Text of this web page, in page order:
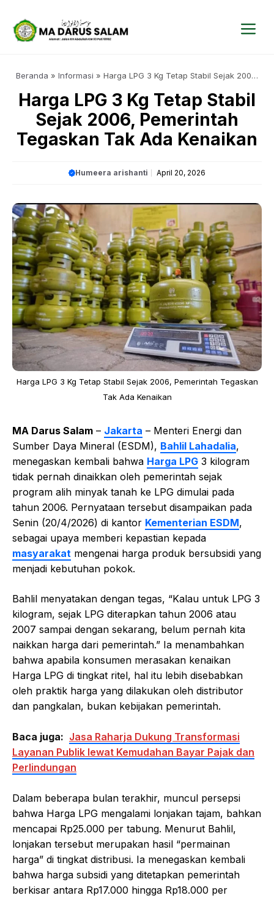
Beranda » Informasi » Harga LPG 3 Kg Tetap Stabil Sejak 2006,
Harga LPG 3 Kg Tetap Stabil
Sejak 2006, Pemerintah
Tegaskan Tak Ada Kenaikan
Humeera arishanti April 20, 2026
Harga LPG 3 Kg Tetap Stabil Sejak 2006, Pemerintah Tegaskan
Tak Ada Kenaikan
MA Darus Salam – Jakarta – Menteri Energi dan
Sumber Daya Mineral (ESDM), Bahlil Lahadalia,
menegaskan kembali bahwa Harga LPG 3 kilogram
tidak pernah dinaikkan oleh pemerintah sejak
program alih minyak tanah ke LPG dimulai pada
tahun 2006. Pernyataan tersebut disampaikan pada
Senin (20/4/2026) di kantor Kementerian ESDM,
sebagai upaya memberi kepastian kepada
masyarakat mengenai harga produk bersubsidi yang
menjadi kebutuhan pokok.
Bahlil menyatakan dengan tegas, “Kalau untuk LPG 3
kilogram, sejak LPG diterapkan tahun 2006 atau
2007 sampai dengan sekarang, belum pernah kita
naikkan harga dari pemerintah.” Ia menambahkan
bahwa apabila konsumen merasakan kenaikan
Harga LPG di tingkat ritel, hal itu lebih disebabkan
oleh praktik harga yang dilakukan oleh distributor
dan pangkalan, bukan kebijakan pemerintah.
Baca juga: Jasa Raharja Dukung Transformasi
Layanan Publik lewat Kemudahan Bayar Pajak dan
Perlindungan
Dalam beberapa bulan terakhir, muncul persepsi
bahwa Harga LPG mengalami lonjakan tajam, bahkan
mencapai Rp25.000 per tabung. Menurut Bahlil,
lonjakan tersebut merupakan hasil “permainan
harga” di tingkat distribusi. Ia menegaskan kembali
bahwa harga subsidi yang ditetapkan pemerintah
berkisar antara Rp17.000 hingga Rp18.000 per